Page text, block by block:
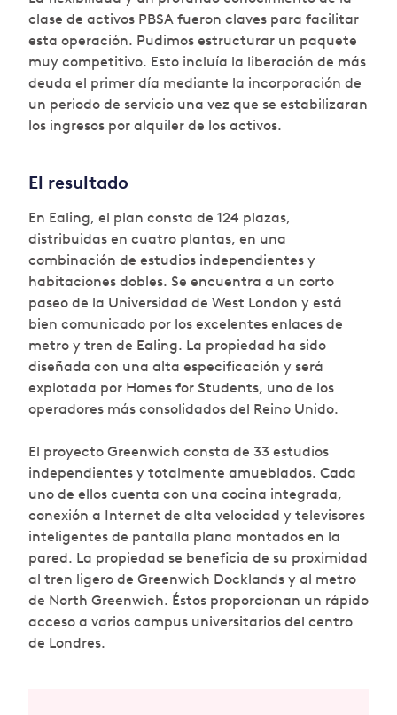
clase de activos PBSA fueron claves para facilitar
esta operación. Pudimos estructurar un paquete
muy competitivo. Esto incluía la liberación de más
deuda el primer día mediante la incorporación de
un periodo de servicio una vez que se estabilizaran
los ingresos por alquiler de los activos.
El resultado
En Ealing, el plan consta de 124 plazas,
distribuidas en cuatro plantas, en una
combinación de estudios independientes y
habitaciones dobles. Se encuentra a un corto
paseo de la Universidad de West London y está
bien comunicado por los excelentes enlaces de
metro y tren de Ealing. La propiedad ha sido
diseñada con una alta especificación y será
explotada por Homes for Students, uno de los
operadores más consolidados del Reino Unido.
El proyecto Greenwich consta de 33 estudios
independientes y totalmente amueblados. Cada
uno de ellos cuenta con una cocina integrada,
conexión a Internet de alta velocidad y televisores
inteligentes de pantalla plana montados en la
pared. La propiedad se beneficia de su proximidad
al tren ligero de Greenwich Docklands y al metro
de North Greenwich. Éstos proporcionan un rápido
acceso a varios campus universitarios del centro
de Londres.